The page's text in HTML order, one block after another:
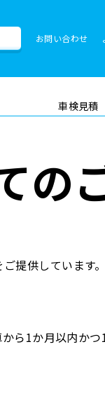
お問い合わせ
車検見積
質管理とサポート体制
の
提供しています。
ら1か月以内か